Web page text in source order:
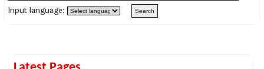
Input language: